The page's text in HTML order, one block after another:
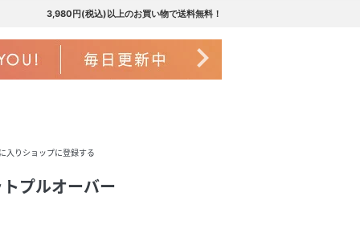
3,980円(税込)以上のお買い物で送料無料！
navigate_next
入りショップに登録する
プルオーバー